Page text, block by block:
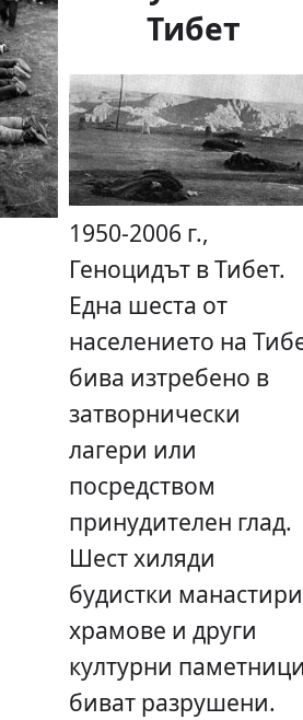
Тибет
1950-2006 г.,
Геноцидът в Тибет.
Една шеста от
населението на
бива изтребено в
затворнически
лагери или
посредством
принудителен глад.
Шест хиляди
будистки
храмове и други
културни
биват разрушени.